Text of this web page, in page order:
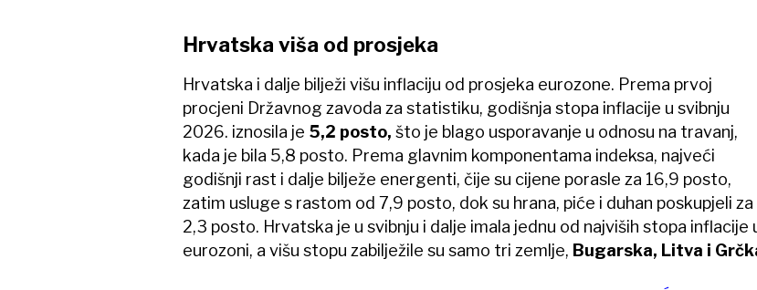
Hrvatska viša od prosjeka
Hrvatska i dalje bilježi višu inflaciju od prosjeka eurozone. Prema prvoj
procjeni Državnog zavoda za statistiku, godišnja stopa inflacije u svibnju
2026. iznosila je 5,2 posto, što je blago usporavanje u odnosu na travanj,
kada je bila 5,8 posto. Prema glavnim komponentama indeksa, najveći
godišnji rast i dalje bilježe energenti, čije su cijene porasle za 16,9 posto,
zatim usluge s rastom od 7,9 posto, dok su hrana, piće i duhan poskupjeli za
2,3 posto. Hrvatska je u svibnju i dalje imala jednu od najviših stopa inflacije
eurozoni, a višu stopu zabilježile su samo tri zemlje, Bugarska, Litva i